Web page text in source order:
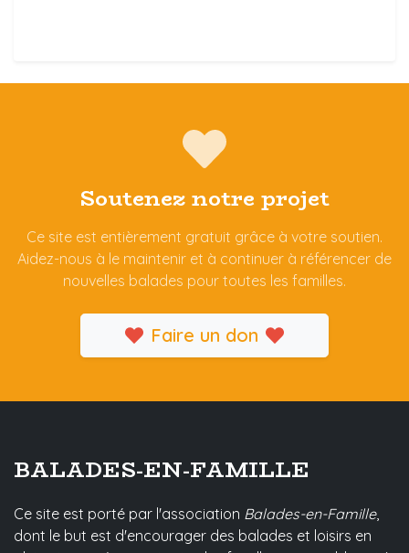
Soutenez notre projet
Ce site est entièrement gratuit grâce à votre soutien.
Aidez-nous à le maintenir et à continuer à référencer de
nouvelles balades pour toutes les familles.
Faire un don
BALADES-EN-FAMILLE
Ce site est porté par l'association Balades-en-Famille,
dont le but est d'encourager des balades et loisirs en